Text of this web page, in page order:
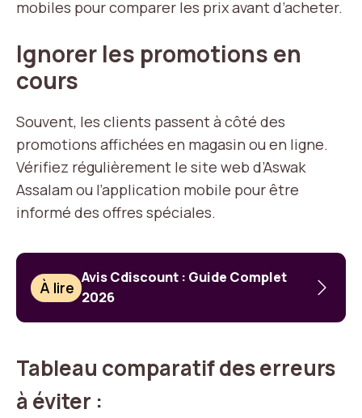
mobiles pour comparer les prix avant d’acheter.
Ignorer les promotions en
cours
Souvent, les clients passent à côté des
promotions affichées en magasin ou en ligne.
Vérifiez régulièrement le site web d’Aswak
Assalam ou l’application mobile pour être
informé des offres spéciales.
À lire
Avis Cdiscount : Guide Complet
2026
Tableau comparatif des erreurs
à éviter :